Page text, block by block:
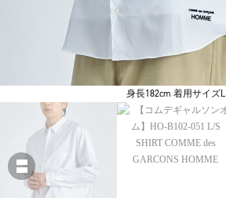
身長182cm 着用サイズL